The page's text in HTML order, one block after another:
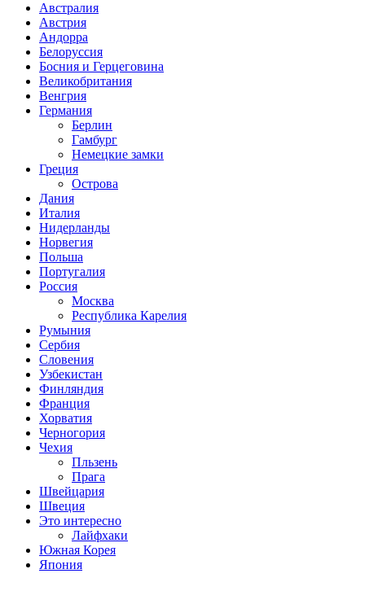
Австралия
Австрия
Андорра
Белоруссия
Босния и Герцеговина
Великобритания
Венгрия
Германия
Берлин
Гамбург
Немецкие замки
Греция
Острова
Дания
Италия
Нидерланды
Норвегия
Польша
Португалия
Россия
Москва
Республика Карелия
Румыния
Сербия
Словения
Узбекистан
Финляндия
Франция
Хорватия
Черногория
Чехия
Пльзень
Прага
Швейцария
Швеция
Это интересно
Лайфхаки
Южная Корея
Япония